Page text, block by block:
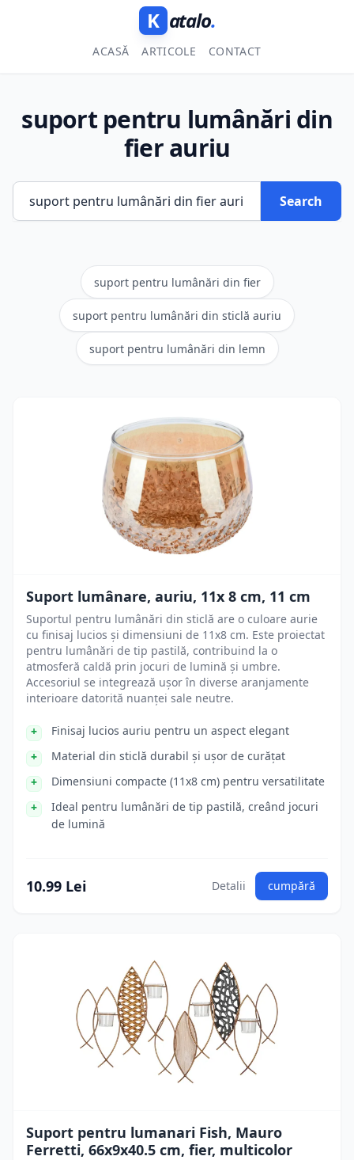
K atalo.
ACASĂ ARTICOLE CONTACT
suport pentru lumânări din
fier auriu
Search
suport pentru lumânări din fier
suport pentru lumânări din sticlă auriu
suport pentru lumânări din lemn
Suport lumânare, auriu, 11x 8 cm, 11 cm
Suportul pentru lumânări din sticlă are o culoare aurie
cu finisaj lucios și dimensiuni de 11x8 cm. Este proiectat
pentru lumânări de tip pastilă, contribuind la o
atmosferă caldă prin jocuri de lumină și umbre.
Accesoriul se integrează ușor în diverse aranjamente
interioare datorită nuanței sale neutre.
Finisaj lucios auriu pentru un aspect elegant
Material din sticlă durabil și ușor de curățat
Dimensiuni compacte (11x8 cm) pentru versatilitate
Ideal pentru lumânări de tip pastilă, creând jocuri
de lumină
10.99 Lei Detalii cumpără
Suport pentru lumanari Fish, Mauro
Ferretti, 66x9x40.5 cm, fier, multicolor